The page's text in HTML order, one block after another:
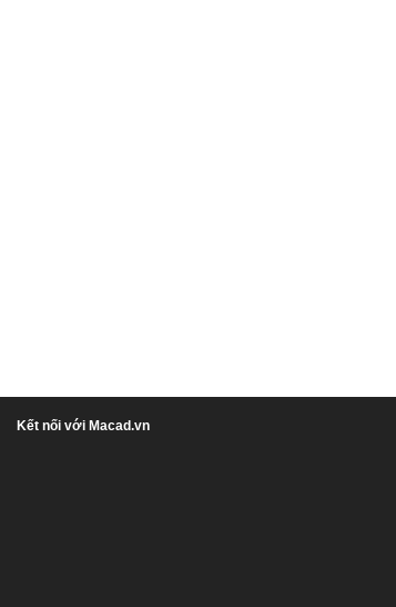
Kết nối với Macad.vn